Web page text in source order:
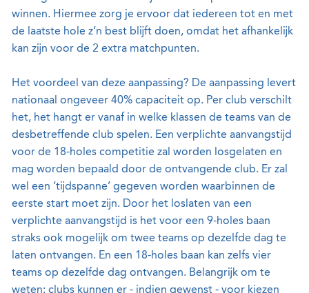
winnen. Hiermee zorg je ervoor dat iedereen tot en met
de laatste hole z’n best blijft doen, omdat het afhankelijk
kan zijn voor de 2 extra matchpunten.
Het voordeel van deze aanpassing? De aanpassing levert
nationaal ongeveer 40% capaciteit op. Per club verschilt
het, het hangt er vanaf in welke klassen de teams van de
desbetreffende club spelen. Een verplichte aanvangstijd
voor de 18-holes competitie zal worden losgelaten en
mag worden bepaald door de ontvangende club. Er zal
wel een ‘tijdspanne’ gegeven worden waarbinnen de
eerste start moet zijn. Door het loslaten van een
verplichte aanvangstijd is het voor een 9-holes baan
straks ook mogelijk om twee teams op dezelfde dag te
laten ontvangen. En een 18-holes baan kan zelfs vier
teams op dezelfde dag ontvangen. Belangrijk om te
weten: clubs kunnen er - indien gewenst - voor kiezen